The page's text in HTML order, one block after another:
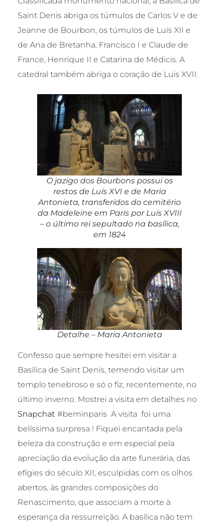
Saint Denis abriga os túmulos de Carlos V e de
Jeanne de Bourbon, os túmulos de Luís XII e
de Ana de Bretanha, Francisco I e Claude de
France, Henrique II e Catarina de Médicis. A
catedral também abriga o coração de Luis XVII.
O jazigo dos Bourbons possui os
restos de Luís XVI e de Maria
Antonieta, transferidos do cemitério
da Madeleine em Paris por Luís XVIII
– o último rei sepultado na basílica,
em 1824
Detalhe – Maria Antonieta
Confesso que sempre hesitei em visitar a
Basílica de Saint Denis, temendo visitar um
templo tenebroso e só o fiz, recentemente, no
último inverno. Mostrei a visita em detalhes no
Snapchat #beminparis A visita foi uma
belíssima surpresa ! Fiquei encantada pela
beleza da construção e em especial pela
apreciação da evolução da arte funerária, das
efígies do século XII, esculpidas com os olhos
abertos, às grandes composições do
Renascimento, que associam a morte à
esperança da ressurreição. A basílica não tem